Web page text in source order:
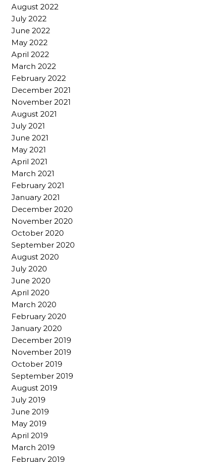
August 2022
July 2022
June 2022
May 2022
April 2022
March 2022
February 2022
December 2021
November 2021
August 2021
July 2021
June 2021
May 2021
April 2021
March 2021
February 2021
January 2021
December 2020
November 2020
October 2020
September 2020
August 2020
July 2020
June 2020
April 2020
March 2020
February 2020
January 2020
December 2019
November 2019
October 2019
September 2019
August 2019
July 2019
June 2019
May 2019
April 2019
March 2019
February 2019